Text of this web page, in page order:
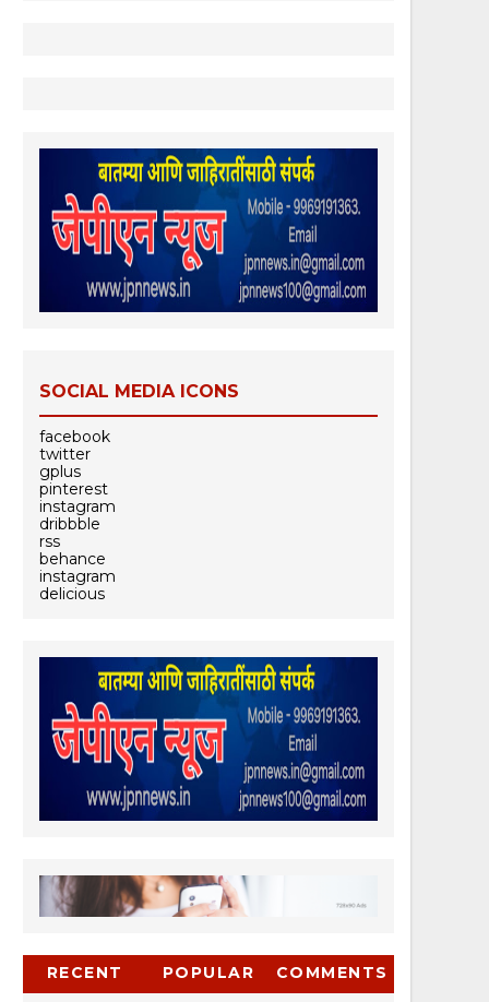
SOCIAL MEDIA ICONS
facebook
twitter
gplus
pinterest
instagram
dribbble
rss
behance
instagram
delicious
RECENT POPULAR COMMENTS